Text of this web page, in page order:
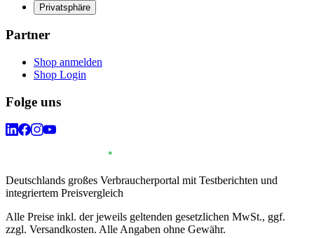
Privatsphäre
Partner
Shop anmelden
Shop Login
Folge uns
Deutschlands großes Verbraucherportal mit Testberichten und
integriertem Preisvergleich
Alle Preise inkl. der jeweils geltenden gesetzlichen MwSt., ggf.
zzgl. Versandkosten. Alle Angaben ohne Gewähr.